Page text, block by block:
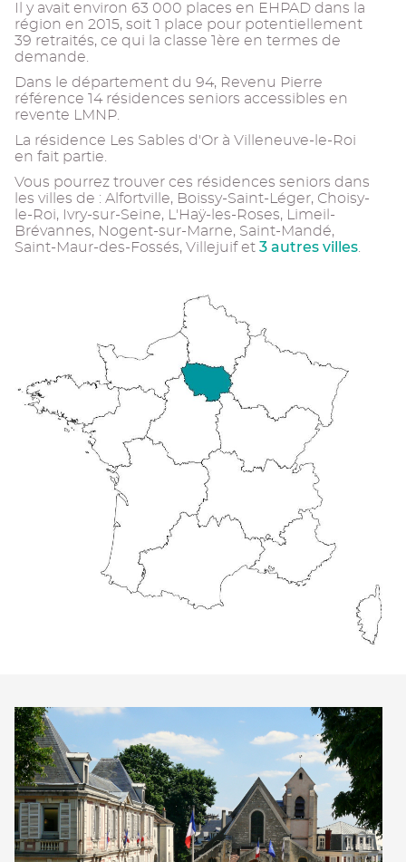
Il y avait environ 63 000 places en EHPAD dans la
région en 2015, soit 1 place pour potentiellement
39 retraités, ce qui la classe 1ère en termes de
demande.
Dans le département du 94, Revenu Pierre
référence 14 résidences seniors accessibles en
revente LMNP.
La résidence Les Sables d'Or à Villeneuve-le-Roi
en fait partie.
Vous pourrez trouver ces résidences seniors dans
les villes de : Alfortville, Boissy-Saint-Léger, Choisy-
le-Roi, Ivry-sur-Seine, L'Haÿ-les-Roses, Limeil-
Brévannes, Nogent-sur-Marne, Saint-Mandé,
Saint-Maur-des-Fossés, Villejuif et 3 autres villes